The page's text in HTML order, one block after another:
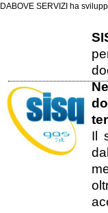
DABOVE SERVIZI ha
Il